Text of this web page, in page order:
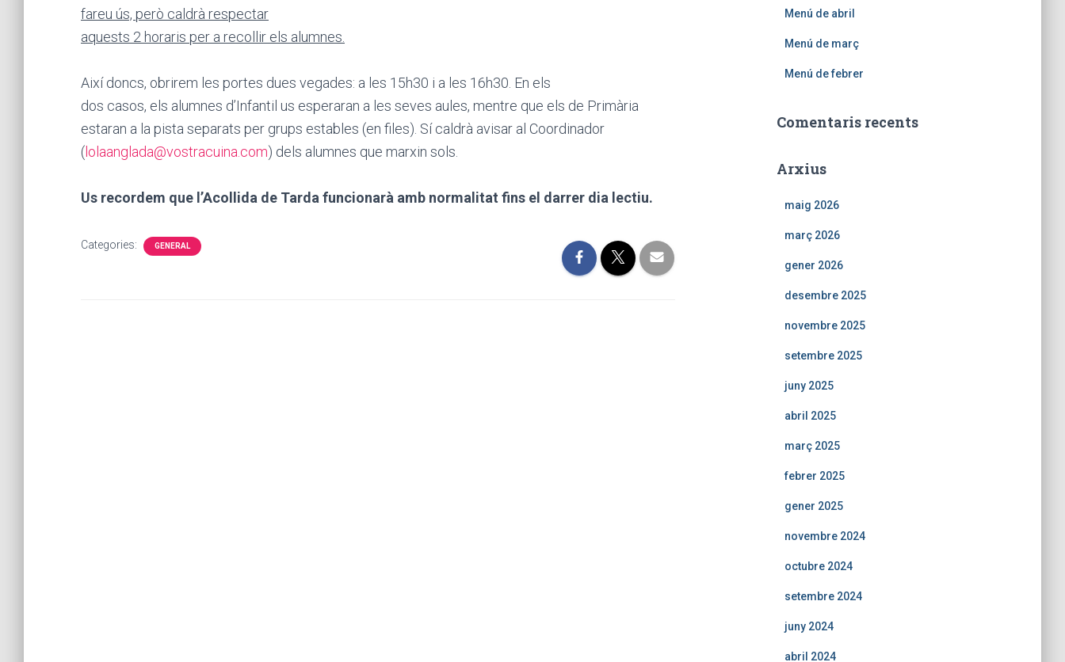
fareu ús, però caldrà respectar
aquests 2 horaris per a recollir els alumnes.
Així doncs, obrirem les portes dues vegades: a les 15h30 i a les 16h30. En els
dos casos, els alumnes d’Infantil us esperaran a les seves aules, mentre que els de Primària
estaran a la pista separats per grups estables (en files). Sí caldrà avisar al Coordinador
( lolaanglada@vostracuina.com) dels alumnes que marxin sols.
Us recordem que l’Acollida de Tarda funcionarà amb normalitat fins el darrer dia lectiu.
Categories: GENERAL
Menú de abril
Menú de març
Menú de febrer
Comentaris recents
Arxius
maig 2026
març 2026
gener 2026
desembre 2025
novembre 2025
setembre 2025
juny 2025
abril 2025
març 2025
febrer 2025
gener 2025
novembre 2024
octubre 2024
setembre 2024
juny 2024
abril 2024